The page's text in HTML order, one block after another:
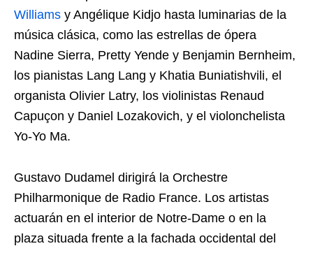
Williams y Angélique Kidjo hasta luminarias de la
música clásica, como las estrellas de ópera
Nadine Sierra, Pretty Yende y Benjamin Bernheim,
los pianistas Lang Lang y Khatia Buniatishvili, el
organista Olivier Latry, los violinistas Renaud
Capuçon y Daniel Lozakovich, y el violonchelista
Yo-Yo Ma.
Gustavo Dudamel dirigirá la Orchestre
Philharmonique de Radio France. Los artistas
actuarán en el interior de Notre-Dame o en la
plaza situada frente a la fachada occidental del